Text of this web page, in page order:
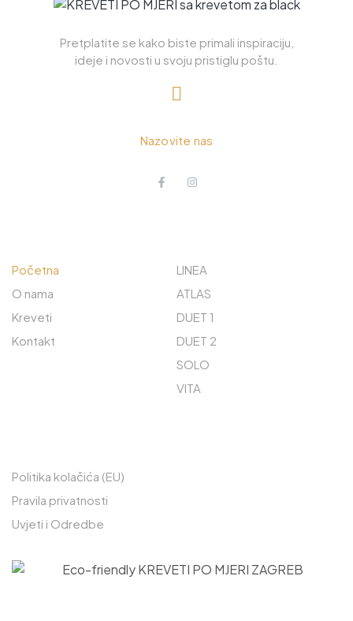
Pretplatite se kako biste primali inspiraciju,
ideje i novosti u svoju pristiglu poštu.
Nazovite nas
Početna
O nama
Kreveti
Kontakt
LINEA
ATLAS
DUET 1
DUET 2
SOLO
VITA
Politika kolačića (EU)
Pravila privatnosti
Uvjeti i Odredbe